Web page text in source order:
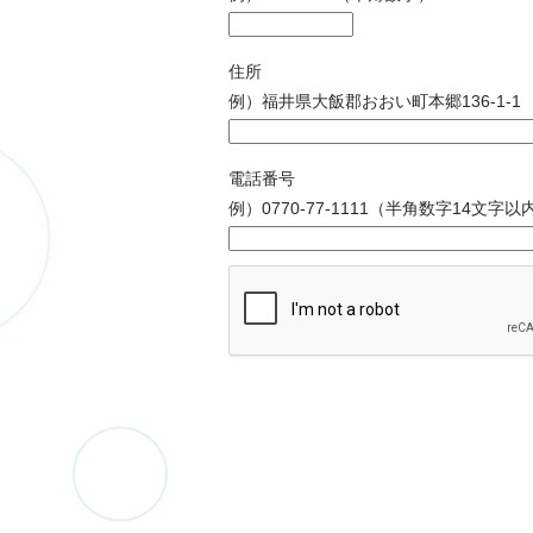
住所
例）福井県大飯郡おおい町本郷136-1-1
電話番号
例）0770-77-1111（半角数字14文字以